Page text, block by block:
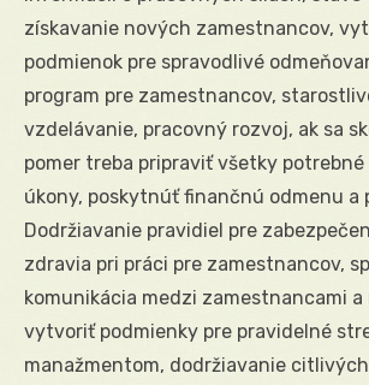
získavanie nových zamestnancov,
podmienok pre spravodlivé
program pre zamestnancov,
vzdelávanie, pracovný rozvoj, ak sa
pomer treba pripraviť všetky potrebné
úkony, poskytnúť finančnú odmenu a
Dodržiavanie pravidiel pre
zdravia pri práci pre zamestnancov,
komunikácia medzi zamestnancami a
vytvoriť podmienky pre pravidelné
manažmentom, dodržiavanie